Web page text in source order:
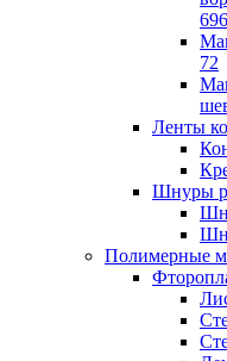
72
Ленты
Шнуры
Полимерные